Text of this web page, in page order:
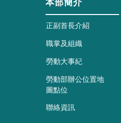
本部簡介
正副首長介紹
職掌及組織
勞動大事紀
勞動部辦公位置地
圖點位
聯絡資訊